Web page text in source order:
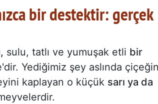
bir destektir: gerçek
sulu, tatlı ve yumuşak etli bir
Yediğimiz şey aslında
kaplayan o küçük sarı ya da